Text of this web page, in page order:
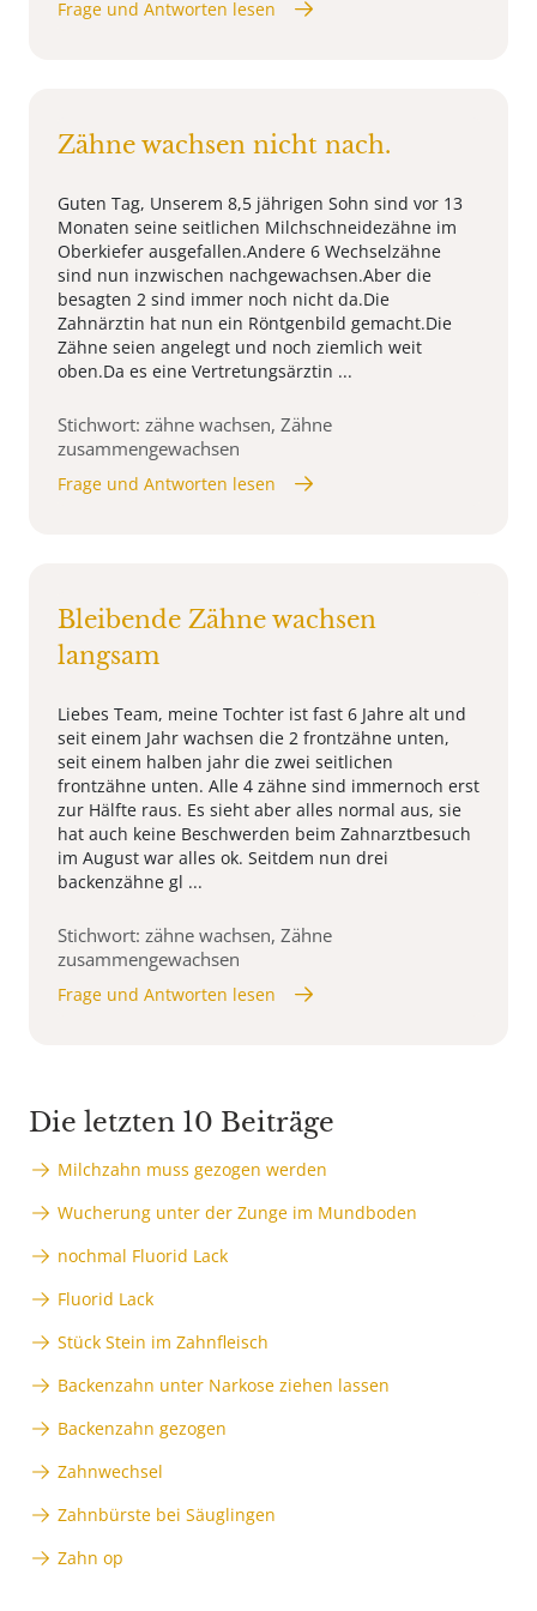
Frage und Antworten lesen
Zähne wachsen nicht nach.
Guten Tag, Unserem 8,5 jährigen Sohn sind vor 13
Monaten seine seitlichen Milchschneidezähne im
Oberkiefer ausgefallen.Andere 6 Wechselzähne
sind nun inzwischen nachgewachsen.Aber die
besagten 2 sind immer noch nicht da.Die
Zahnärztin hat nun ein Röntgenbild gemacht.Die
Zähne seien angelegt und noch ziemlich weit
oben.Da es eine Vertretungsärztin ...
Stichwort: zähne wachsen, Zähne
zusammengewachsen
Frage und Antworten lesen
Bleibende Zähne wachsen
langsam
Liebes Team, meine Tochter ist fast 6 Jahre alt und
seit einem Jahr wachsen die 2 frontzähne unten,
seit einem halben jahr die zwei seitlichen
frontzähne unten. Alle 4 zähne sind immernoch erst
zur Hälfte raus. Es sieht aber alles normal aus, sie
hat auch keine Beschwerden beim Zahnarztbesuch
im August war alles ok. Seitdem nun drei
backenzähne gl ...
Stichwort: zähne wachsen, Zähne
zusammengewachsen
Frage und Antworten lesen
Die letzten 10 Beiträge
Milchzahn muss gezogen werden
Wucherung unter der Zunge im Mundboden
nochmal Fluorid Lack
Fluorid Lack
Stück Stein im Zahnfleisch
Backenzahn unter Narkose ziehen lassen
Backenzahn gezogen
Zahnwechsel
Zahnbürste bei Säuglingen
Zahn op